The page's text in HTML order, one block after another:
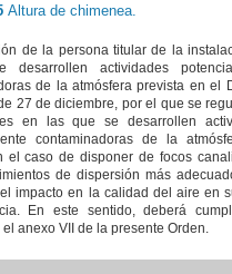
Altura de chimenea.
de la persona titular de la
actividades
de la atmósfera prevista en el
27 de diciembre, por el que se
en las que se desarrollen
contaminadoras de la
el caso de disponer de focos
de dispersión más
impacto en la calidad del aire en
En este sentido, deberá
anexo VII de la presente Orden.